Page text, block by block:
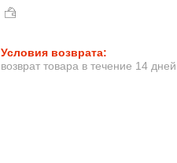
возврат товара в течение 14 дней